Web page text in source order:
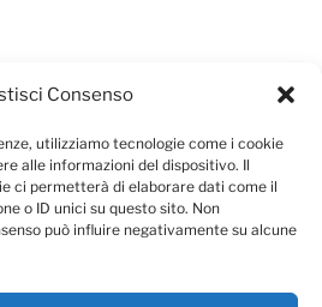
Consenso
utilizziamo tecnologie come i cookie
alle informazioni del dispositivo. Il
ci permetterà di elaborare dati come il
o ID unici su questo sito. Non
può influire negativamente su alcune